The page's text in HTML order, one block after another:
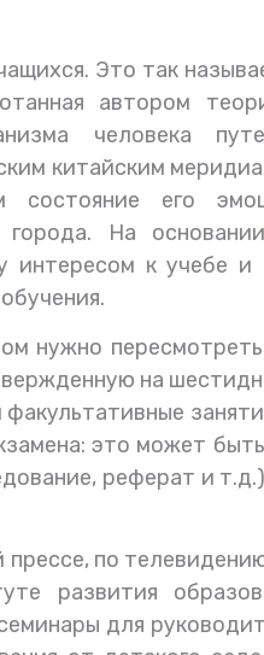
Это так
автором
человека
китайским
состояние его
На
интересом к учебе и
нужно
на
это может
реферат и
по
развития
для